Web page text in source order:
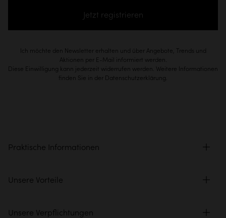
Jetzt registrieren
Ich möchte den Newsletter erhalten und über Angebote, Trends und
Aktionen per E-Mail informiert werden.
Diese Einwilligung kann jederzeit widerrufen werden. Weitere Informationen
finden Sie in der Datenschutzerklärung.
Praktische Informationen
Unsere Vorteile
Unsere Verpflichtungen